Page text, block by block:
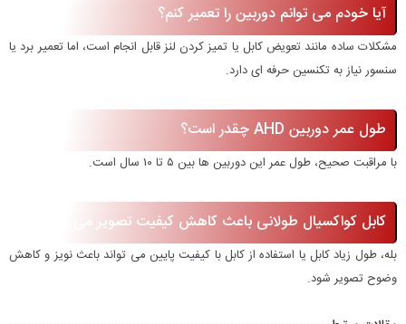
آیا خودم می توانم دوربین را تعمیر کنم؟
مشکلات ساده مانند تعویض کابل یا تمیز کردن لنز قابل انجام است، اما تعمیر برد یا
سنسور نیاز به تکنسین حرفه ای دارد.
طول عمر دوربین AHD چقدر است؟
با مراقبت صحیح، طول عمر این دوربین ها بین ۵ تا ۱۰ سال است.
کابل کواکسیال طولانی باعث کاهش کیفیت تصویر می شود؟
بله، طول زیاد کابل یا استفاده از کابل با کیفیت پایین می تواند باعث نویز و کاهش
وضوح تصویر شود.